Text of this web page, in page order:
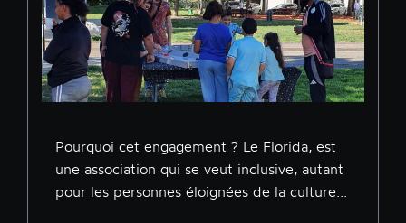
Pourquoi cet engagement ? Le Florida, est
une association qui se veut inclusive, autant
pour les personnes éloignées de la culture...